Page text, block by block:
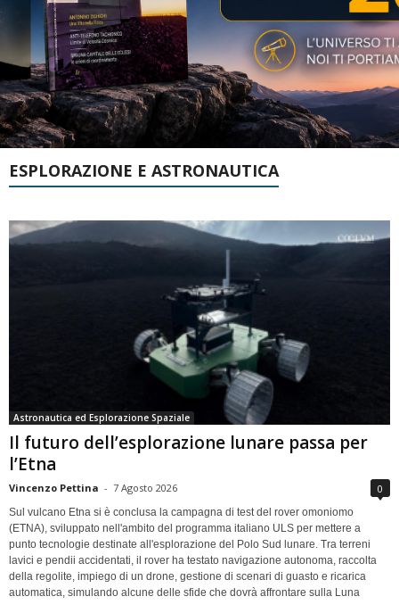
ESPLORAZIONE E ASTRONAUTICA
Astronautica ed Esplorazione Spaziale
Il futuro dell’esplorazione lunare passa per
l’Etna
Vincenzo Pettina - 7 Agosto 2026 0
Sul vulcano Etna si è conclusa la campagna di test del rover omoniomo
(ETNA), sviluppato nell'ambito del programma italiano ULS per mettere a
punto tecnologie destinate all'esplorazione del Polo Sud lunare. Tra terreni
lavici e pendii accidentati, il rover ha testato navigazione autonoma, raccolta
della regolite, impiego di un drone, gestione di scenari di guasto e ricarica
automatica, simulando alcune delle sfide che dovrà affrontare sulla Luna